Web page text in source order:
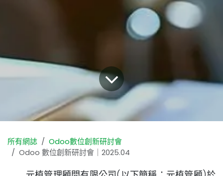
所有網誌
Odoo數位創新研討會
Odoo 數位創新研討會｜2025.04